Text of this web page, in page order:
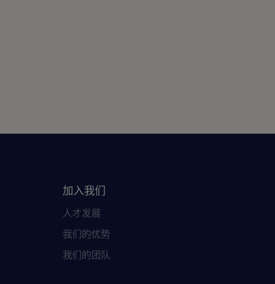
加入我们
人才发展
我们的优势
我们的团队